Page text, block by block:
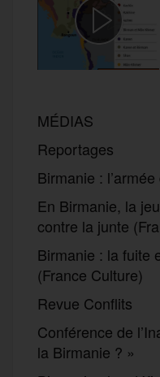
MÉDIAS
Reportages
Birmanie :
En Birmanie, la
contre la junte
Birmanie : la fuite
(France Culture)
Revue Conflits
Conférence de
la Birmanie ? »